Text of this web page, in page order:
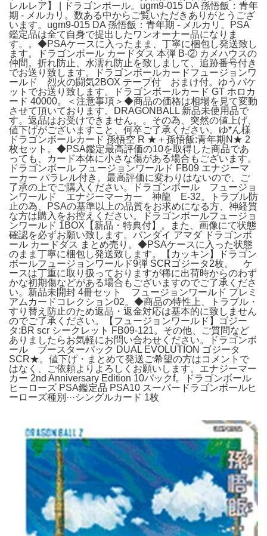
レルレア】 | ドラゴンボール。ugm9-015 DA 孫悟飯：青年
期 - メルカリ。数ある中からご覧いただきありがとうござ
います。ugm9-015 DA 孫悟飯：青年期 - メルカリ。PSA
鑑定品は全て自身で提出したワンオーナー品になりま
す。。◆PSAケースに入ったまま、丁寧に梱包し発送致し
ます。ドラゴンボール カードダス 本弾 B-② カメハウスの
仲間。折れ防止、水濡れ防止を致しまして、追跡番号付き
でお送り致します。ドラゴンボールカードフュージョンワ
ールド 烈火の闘気2BOX テープ付 おまけ付。ゆうパケ
ットでお送り致します。ドラゴンボールカード GT ホロカ
ード 40000。＜注意事項＞◆商品の価格は相場を見て変動
させて頂いております。DRAGONBALL 新品未使用品で
す。返品はお受けできません。。その為、突然の値上げ、
値下げがございますこと、何卒ご了承ください。ゆ*ん様
ドラゴンボールカード 孫悟空 R ★＋孫悟飯:青年期N★ 2
枚セット。◆PSA鑑定最高評価の10を取得した商品であ
っても、カード本体に小さな傷がある場合もございます。
ドラゴンボール フュージョンワールド FB09 エナジーマ
ーカー パラレル付き。最高評価に変わりはないので、ご
了承の上でご購入ください。ドラゴンボール フュージョ
ンワールド エナジーマーカー 神龍 E-32。トラブル防
止の為、PSAの基準以上の品質をお求めになる方、神経質
な方は購入をお控えください。ドラゴンボールフュージョ
ンワールド 1BOX【新品・特典付】。また、画像にて状態
確認を必ずお願い致します。バンダイ アマダ ドラゴンボ
ール カードダス まとめ売り。◆PSAケースに入った状態
のまま丁寧に梱包し発送致します。【カッキン】ドラゴン
ボールフュージョンワールド9弾 SCRゴジータ2枚。 ケ
ースは丁重に取り扱っておりますが稀に出荷時からのわず
かな初期傷などがある場合もございますのでご了承くださ
い。新品未開封 4冊セット フュージョンワールド プレミ
アムカードコレクション02。◆商品の特性上、トラブル・
すり替え防止のため返品・返金対応は基本的に致しません
のでご了承ください。【フュージョンワールド】ゴジー
タ:BR scr シークレット FB09-121。その他、ご質問など
ありましたらお気軽にお問い合わせください。ドラゴンボ
ール ブースターパック DUAL EVOLUTION ゴジータ
SCR★。値下げ・まとめて発送ご希望の方はコメントで
はなく、ご依頼よりよろしくお願いします。エナジーマー
カー 2nd Anniversary Edition 10パックf。ドラゴンボール
ヒーローズ PSA鑑定品 PSA10 スーパードラゴンボールヒ
ーローズ種別···シングルカード 1枚